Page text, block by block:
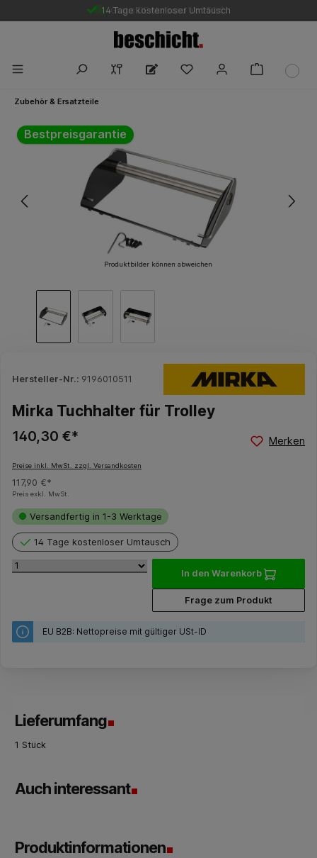
Gratis DE-Versand ab 250 €
14 Tage kostenloser Umtausch
Zubehör & Ersatzteile
Bildergalerie überspringen
Bestpreisgarantie
Produktbilder können abweichen
Hersteller-Nr.: 9196010511
Mirka Tuchhalter für Trolley
140,30 €* Merken
Preise inkl. MwSt. zzgl. Versandkosten
117,90 €*
Preis exkl. MwSt.
Versandfertig in 1-3 Werktage
14 Tage kostenloser Umtausch
In den Warenkorb
Frage zum Produkt
EU B2B: Nettopreise mit gültiger USt-ID
Lieferumfang
1 Stück
Auch interessant
Produktinformationen